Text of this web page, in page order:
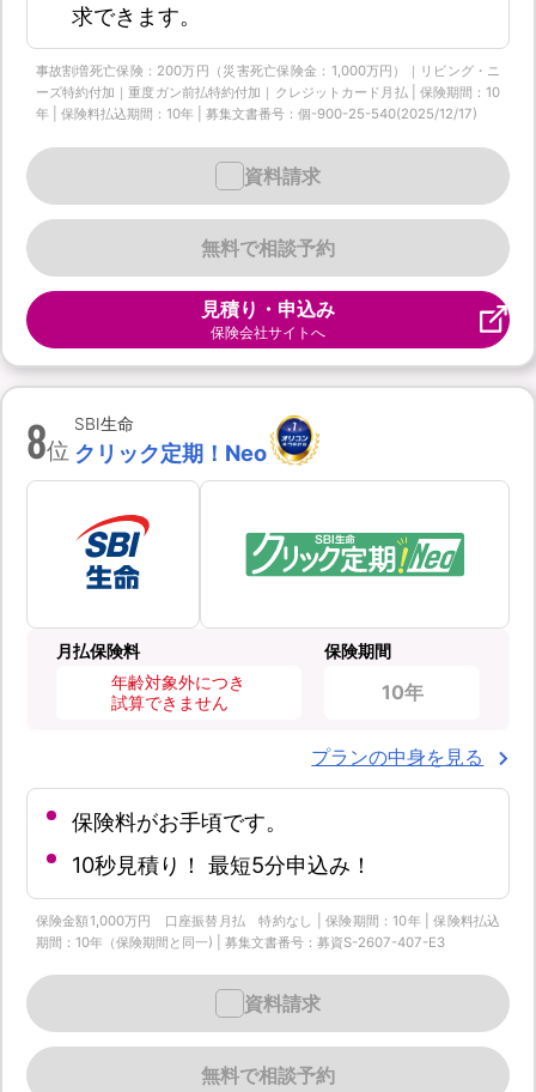
求できます。
事故割増死亡保険：200万円（災害死亡保険金：1,000万円）｜リビング・ニ
ーズ特約付加｜重度ガン前払特約付加｜クレジットカード月払 | 保険期間：10
年 | 保険料払込期間：10年 | 募集文書番号：個-900-25-540(2025/12/17)
無料で相談予約
資料請求
見積り・申込み
保険会社サイトへ
8位
SBI生命
クリック定期！Neo
月払保険料
年齢対象外につき
試算できません
保険期間
10年
プランの中身を見る
保険料がお手頃です。
10秒見積り！ 最短5分申込み！
保険金額1,000万円 口座振替月払 特約なし | 保険期間：10年 | 保険料払込
期間：10年（保険期間と同一) | 募集文書番号：募資S-2607-407-E3
無料で相談予約
資料請求